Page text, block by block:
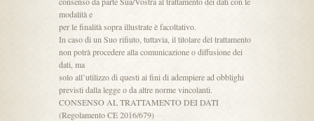
modalità e
per le finalità sopra illustrate è facoltativo.
In caso di un Suo rifiuto, tuttavia, il titolare del trattamento
non potrà procedere alla comunicazione o diffusione dei
dati, ma
solo all’utilizzo di questi ai fini di adempiere ad obblighi
previsti dalla legge o da altre norme vincolanti.
CONSENSO AL TRATTAMENTO DEI DATI
(Regolamento CE 2016/679)